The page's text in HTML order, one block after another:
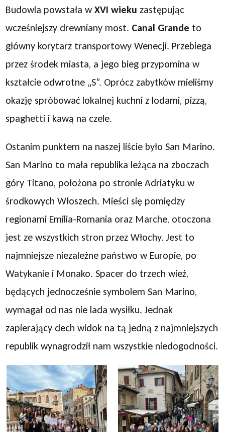
Budowla powstała wXVI wieku zastępując
wcześniejszy drewniany most. Canal Grande to
główny korytarz transportowy Wenecji. Przebiega
przez środek miasta, a jego bieg przypomina w
kształcie odwrotne „S”. Oprócz zabytków mieliśmy
okazję spróbować lokalnej kuchni z lodami, pizzą,
spaghetti i kawą na czele.
Ostanim punktem na naszej liście było San Marino.
San Marino to mała republika leżąca na zboczach
góry Titano, położona po stronie Adriatyku w
środkowych Włoszech. Mieści się pomiędzy
regionami Emilia-Romania oraz Marche, otoczona
jest ze wszystkich stron przez Włochy. Jest to
najmniejsze niezależne państwo w Europie, po
Watykanie i Monako. Spacer do trzech wież,
będących jednocześnie symbolem San Marino,
wymagał od nas nie lada wysiłku. Jednak
zapierający dech widok na tą jedną z najmniejszych
republik wynagrodził nam wszystkie niedogodności.